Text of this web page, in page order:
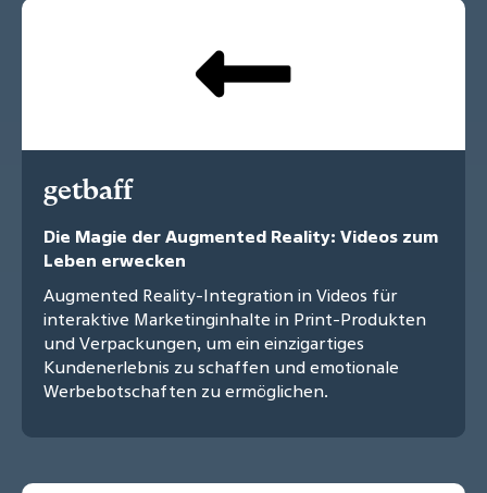
getbaff
Die Magie der Augmented Reality: Videos zum
Leben erwecken
Augmented Reality-Integration in Videos für
interaktive Marketinginhalte in Print-Produkten
und Verpackungen, um ein einzigartiges
Kundenerlebnis zu schaffen und emotionale
Werbebotschaften zu ermöglichen.